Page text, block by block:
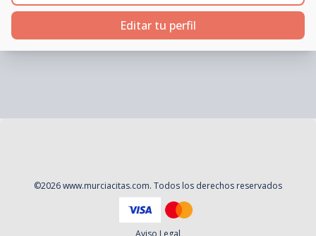
Editar tu perfil
©2026www.murciacitas.com. Todos los derechos reservados
Aviso Legal